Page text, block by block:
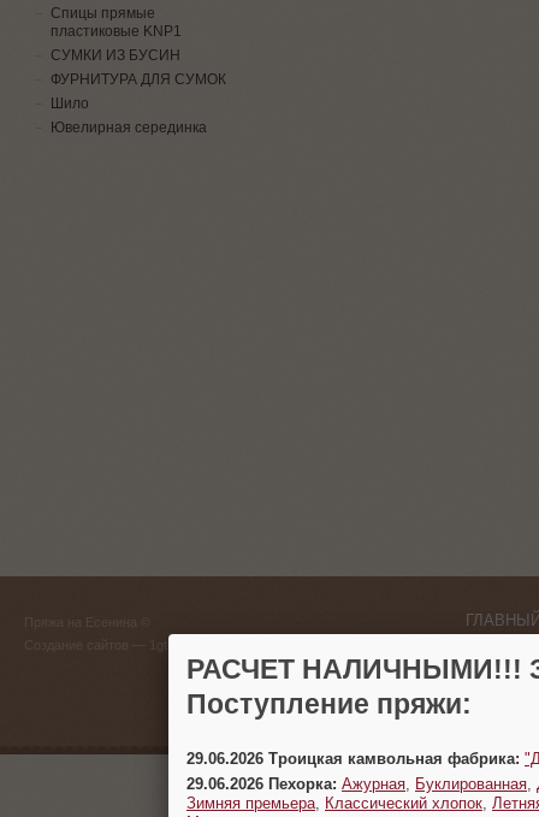
Спицы прямые
пластиковые KNP1
СУМКИ ИЗ БУСИН
ФУРНИТУРА ДЛЯ СУМОК
Шило
Ювелирная серединка
Пряжа на Есенина ©
Создание сайтов — 1gt.ru (383)
г.
РАСЧЕТ НАЛИЧНЫМИ!!!
Поступление пряжи:
29.06.2026 Троицкая камвольная фабрика:
29.06.2026 Пехорка: Ажурная Буклированная
Зимняя премьера
Классический хлопок